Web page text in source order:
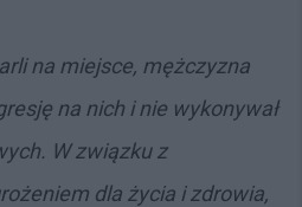
na miejsce, mężczyzna
na nich i nie wykonywał
W związku z
dla życia i zdrowia,